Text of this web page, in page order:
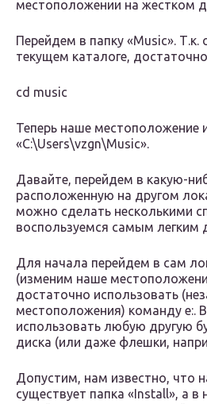
местоположении на жестком
Перейдем в папку «Music». Т.к.
текущем каталоге,
cd music
Теперь наше местоположение
«C:\Users\vzgn\Music».
Давайте, перейдем в какую-
расположенную на другом
можно сделать несколькими
воспользуемся самым легким
Для начала перейдем в сам
(изменим наше
достаточно использовать
местоположения) команду e:.
использовать любую другую
диска (или даже флешки,
Допустим, нам известно, что
существует папка «Install», а в